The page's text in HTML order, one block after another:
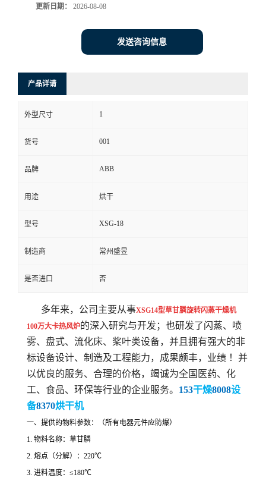
更新日期： 2026-08-08
发送咨询信息
产品详请
外型尺寸 1
货号 001
品牌 ABB
用途 烘干
型号 XSG-18
制造商 常州盛昱
是否进口 否
多年来，公司主要从事XSG14型草甘膦旋转闪蒸干燥机
100万大卡热风炉的深入研究与开发；也研发了闪蒸、喷
雾、盘式、流化床、桨叶类设备，并且拥有强大的非
标设备设计、制造及工程能力，成果颇丰，业绩 ！ 并
以优良的服务、合理的价格，竭诚为全国医药、化
工、食品、 环保等行业的企业服务。 153干燥8008设
备8370烘干机
一、提供的物料参数：（所有电器元件应防爆）
1. 物料名称：草甘膦
2. 熔点（分解）： 220℃
3. 进料温度： ≤180℃